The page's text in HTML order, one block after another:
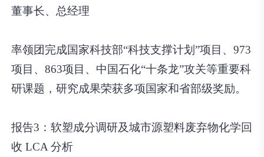
董事长、总经理
率领团完成国家科技部“科技支撑计划”项目、973
项目、863项目、中国石化“十条龙”攻关等重要科
研课题，研究成果荣获多项国家和省部级奖励。
报告3：软塑成分调研及城市源塑料废弃物化学回
收 LCA 分析